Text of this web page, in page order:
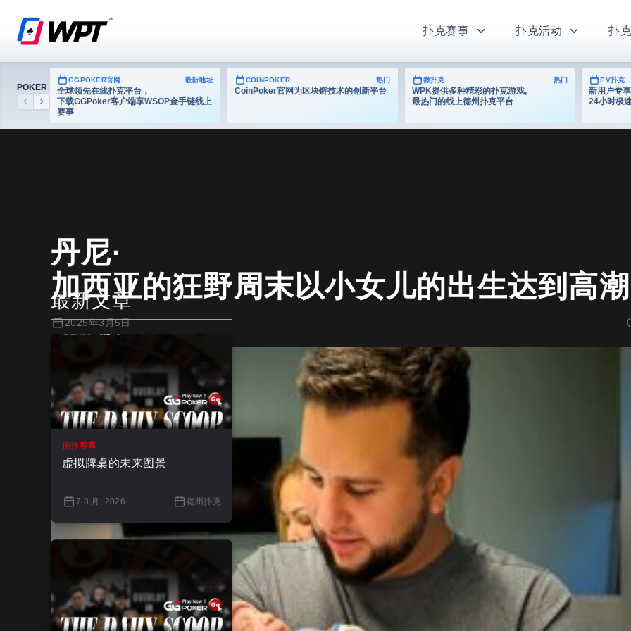
扑克赛事 扑克活动 扑
POKER
Previous
Next
GGPOKER官网 最新地址
全球领先在线扑克平台，
下载GGPoker客户端享WSOP金手链线上
赛事
COINPOKER 热门
CoinPoker官网为区块链技术的创新平台
微扑克 热门
WPK提供多种精彩的扑克游戏,
最热门的线上德州扑克平台
EV扑克
新用户专
24小时极
丹尼·
加西亚的狂野周末以小女儿的出生达到高潮
2025年3月5日
最新文章
德扑赛事
虚拟牌桌的未来图景
7 8 月, 2026 德州扑克